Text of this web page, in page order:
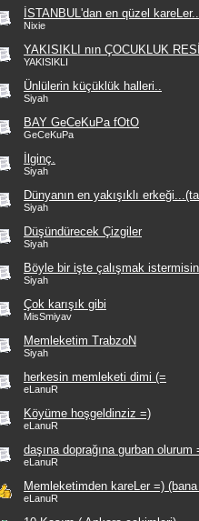
İSTANBUL'dan en qüzel
Nixie
YAKISIKLI nın ÇOCUKLUK
YAKISIKLI
Ünlülerin küçüklük halleri..
Siyah
BAY GeCeKuPa fOtO
GeCeKuPa
İlginç.
Siyah
Dünyanın en yakışıklı
Siyah
Düşündürecek Çizgiler
Siyah
Böyle bir işte çalışmak
Siyah
Çok karışık gibi
MisSmiyav
Memleketim TrabzoN
Siyah
herkesin memleketi dimi (=
eLanuR
Köyüme hoşgeldinziz =)
eLanuR
daşına doprağına gurban olurum
eLanuR
Memleketimden kareLer =)
eLanuR